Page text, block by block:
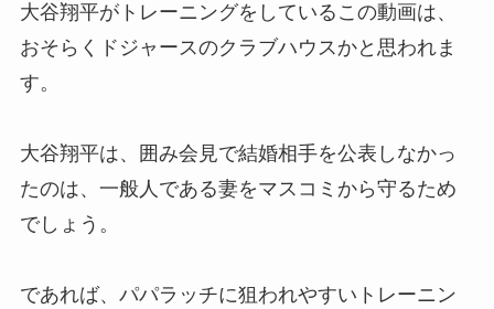
大谷翔平がトレーニングをしているこの動画は、
おそらくドジャースのクラブハウスかと思われま
す。
大谷翔平は、囲み会見で結婚相手を公表しなかっ
たのは、一般人である妻をマスコミから守るため
でしょう。
であれば、パパラッチに狙われやすいトレーニン